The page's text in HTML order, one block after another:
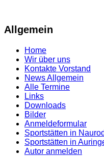
Allgemein
Home
Wir über uns
Kontakte Vorstand
News Allgemein
Alle Termine
Links
Downloads
Bilder
Anmeldeformular
Sportstätten in Naurod
Sportstätten in
Autor anmelden